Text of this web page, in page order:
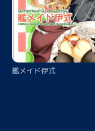
艦メイド伊式